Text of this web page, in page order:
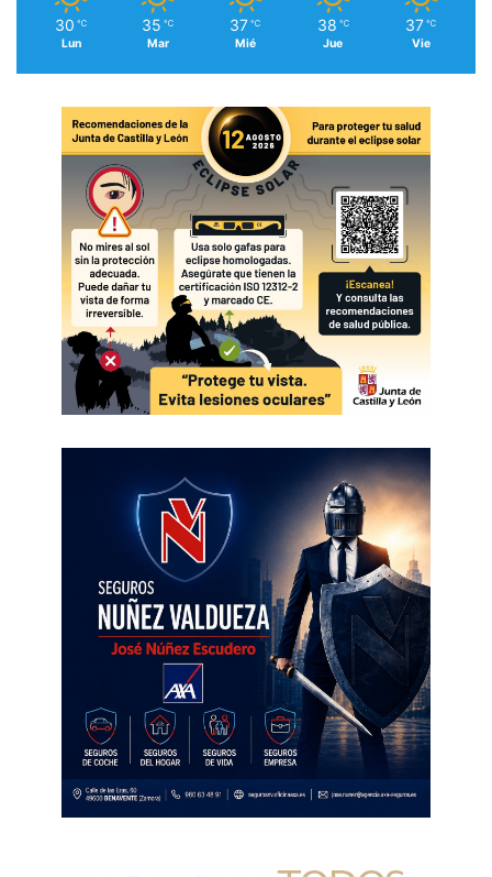
30 ℃
Lun
35 ℃
Mar
37 ℃
Mié
38 ℃
Jue
37 ℃
Vie